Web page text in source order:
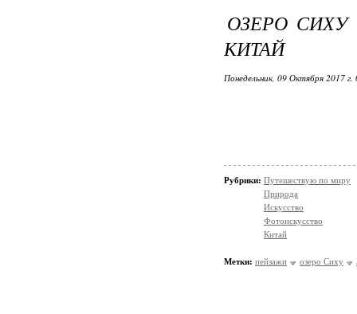
ОЗЕРО СИХУ
КИТАЙ
Понедельник, 09 Октября 2017
Рубрики: Путешествую по миру
Природа
Искусство
Фотоискусство
Китай
Метки: пейзажи озеро Сиху